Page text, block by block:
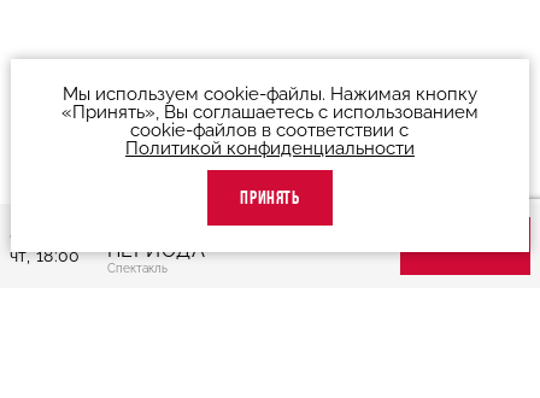
Мы используем cookie-файлы. Нажимая кнопку
«Принять», Вы соглашаетесь с использованием
cookie-файлов в соответствии с
Политикой конфиденциальности
ПРИНЯТЬ
"ПАРК СОВЕТСКОГО
ПЕРИОДА"
Спектакль
01 октября,
чт, 18:00
КУПИТЬ БИЛЕТ